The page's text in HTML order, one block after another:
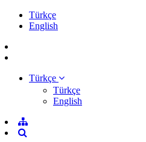
Türkçe
English
Türkçe
Türkçe
English